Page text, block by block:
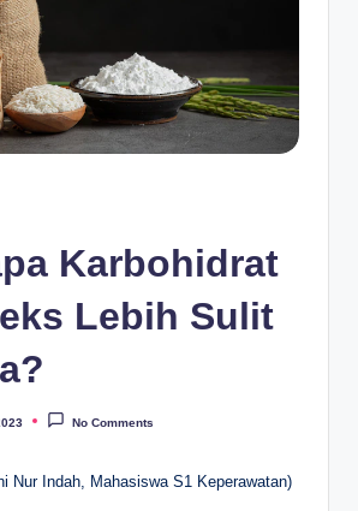
Karbohidrat
Lebih Sulit
No Comments
Nur Indah, Mahasiswa S1 Keperawatan)